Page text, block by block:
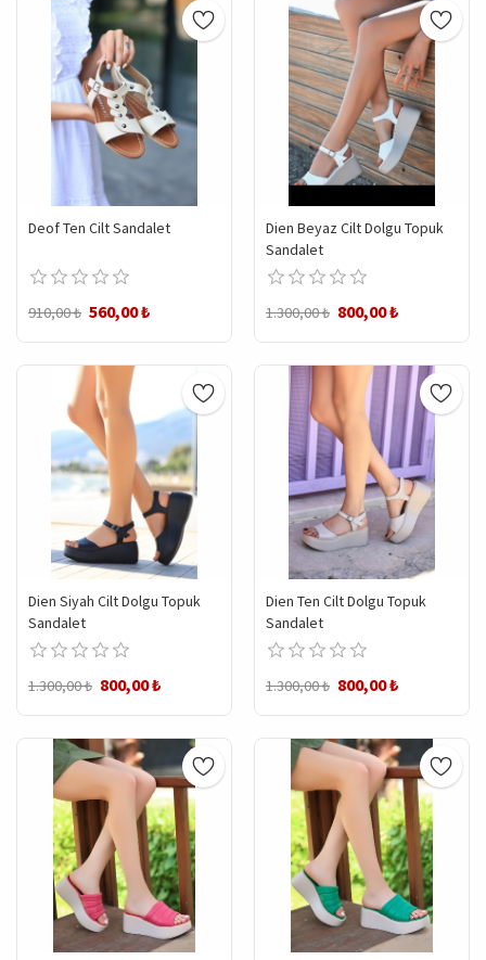
Deof Ten Cilt Sandalet
910,00 ₺ 560,00 ₺
Dien Beyaz Cilt Dolgu Topuk
Sandalet
1.300,00 ₺ 800,00 ₺
Dien Siyah Cilt Dolgu Topuk
Sandalet
1.300,00 ₺ 800,00 ₺
Dien Ten Cilt Dolgu Topuk
Sandalet
1.300,00 ₺ 800,00 ₺